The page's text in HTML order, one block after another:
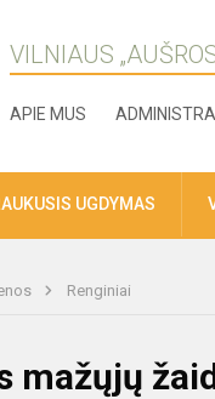
VILNIAUS
APIE MUS
UGDYMAS
Renginiai
mažųjų